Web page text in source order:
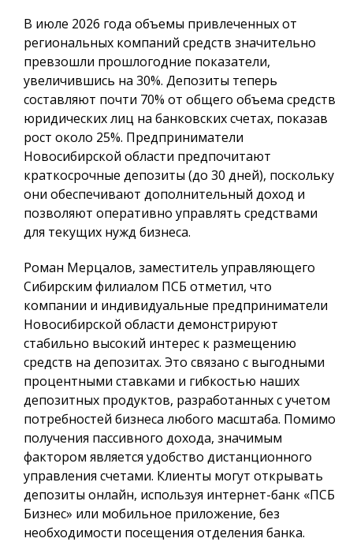
В июле 2026 года объемы привлеченных от
региональных компаний средств значительно
превзошли прошлогодние показатели,
увеличившись на 30%. Депозиты теперь
составляют почти 70% от общего объема средств
юридических лиц на банковских счетах, показав
рост около 25%. Предприниматели
Новосибирской области предпочитают
краткосрочные депозиты (до 30 дней), поскольку
они обеспечивают дополнительный доход и
позволяют оперативно управлять средствами
для текущих нужд бизнеса.
Роман Мерцалов, заместитель управляющего
Сибирским филиалом ПСБ отметил, что
компании и индивидуальные предприниматели
Новосибирской области демонстрируют
стабильно высокий интерес к размещению
средств на депозитах. Это связано с выгодными
процентными ставками и гибкостью наших
депозитных продуктов, разработанных с учетом
потребностей бизнеса любого масштаба. Помимо
получения пассивного дохода, значимым
фактором является удобство дистанционного
управления счетами. Клиенты могут открывать
депозиты онлайн, используя интернет-банк «ПСБ
Бизнес» или мобильное приложение, без
необходимости посещения отделения банка.